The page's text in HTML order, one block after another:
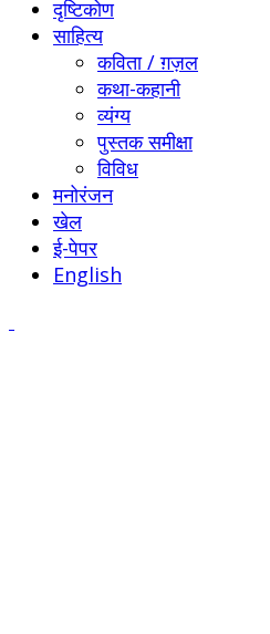
दृष्टिकोण
साहित्य
कविता / ग़ज़ल
कथा-कहानी
व्यंग्य
पुस्तक समीक्षा
विविध
मनोरंजन
खेल
ई-पेपर
English